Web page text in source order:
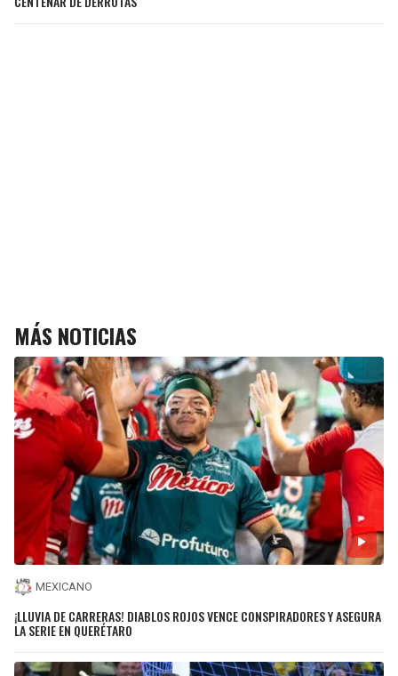
MÁS NOTICIAS
MEXICANO
¡LLUVIA DE CARRERAS! DIABLOS ROJOS VENCE CONSPIRADORES Y ASEGURA
LA SERIE EN QUERÉTARO